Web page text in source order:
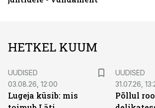
HETKEL KUUM
UUDISED
03.08.26, 12:00
Lugeja küsib: mis
UUDISED
31.07.26,
Põllul